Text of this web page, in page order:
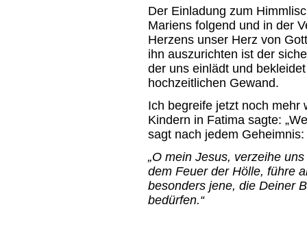
Der Einladung zum
Mariens folgend und in der
Herzens unser Herz von
ihn auszurichten ist der
der uns einlädt und
hochzeitlichen Gewand.
Ich begreife jetzt noch mehr
Kindern in Fatima sagte:
sagt nach jedem Geheimnis:
„O mein Jesus, verzeihe
dem Feuer der Hölle, führe
besonders jene, die Deiner
bedürfen.“